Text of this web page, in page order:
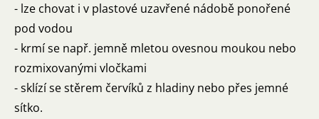
- lze chovat i v plastové uzavřené nádobě ponořené
pod vodou
- krmí se např. jemně mletou ovesnou moukou nebo
rozmixovanými vločkami
- sklízí se stěrem červíků z hladiny nebo přes jemné
sítko.